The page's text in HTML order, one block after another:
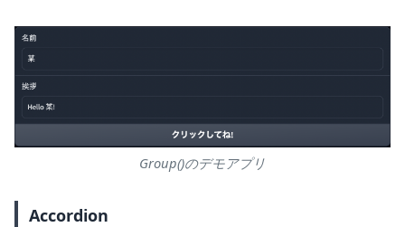
Group()のデモアプリ
Accordion